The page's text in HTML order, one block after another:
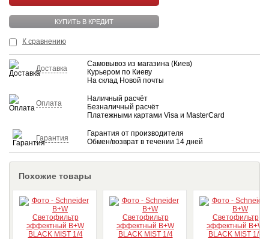
КУПИТЬ
КУПИТЬ В КРЕДИТ
К сравнению
Доставка
Самовывоз из магазина (Киев)
Курьером по Киеву
На склад Новой почты
Оплата
Наличный расчёт
Безналичный расчёт
Платежными картами Visa и MasterCard
Гарантия
Гарантия от производителя
Обмен/возврат в течении 14 дней
Похожие товары